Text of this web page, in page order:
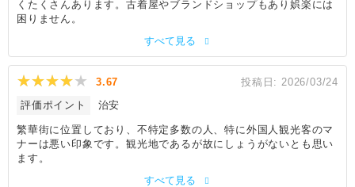
くたくさんあります。古着屋やブランドショップもあり娯楽には
困りません。
すべて見る
3.67 投稿日: 2026/03/24
評価ポイント
治安
繁華街に位置しており、不特定多数の人、特に外国人観光客のマ
ナーは悪い印象です。観光地であるが故にしょうがないとも思い
ます。
すべて見る